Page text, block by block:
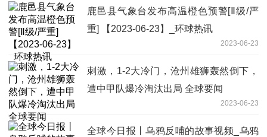
鹿邑县气象台发布高温橙色预警[Ⅱ级/严
重] 【2023-06-23】_环球热讯
2023-06-23
刺激，1-2大冷门，沧州雄狮轰然倒下，
遭中甲队爆冷淘汰出局 全球要闻
2023-06-23
全球今日报丨乌鸦反哺的故事视频_乌鸦